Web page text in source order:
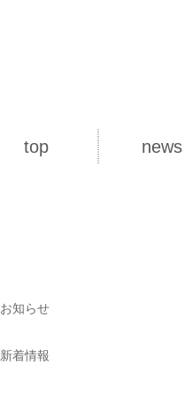
top news
お知らせ
新着情報